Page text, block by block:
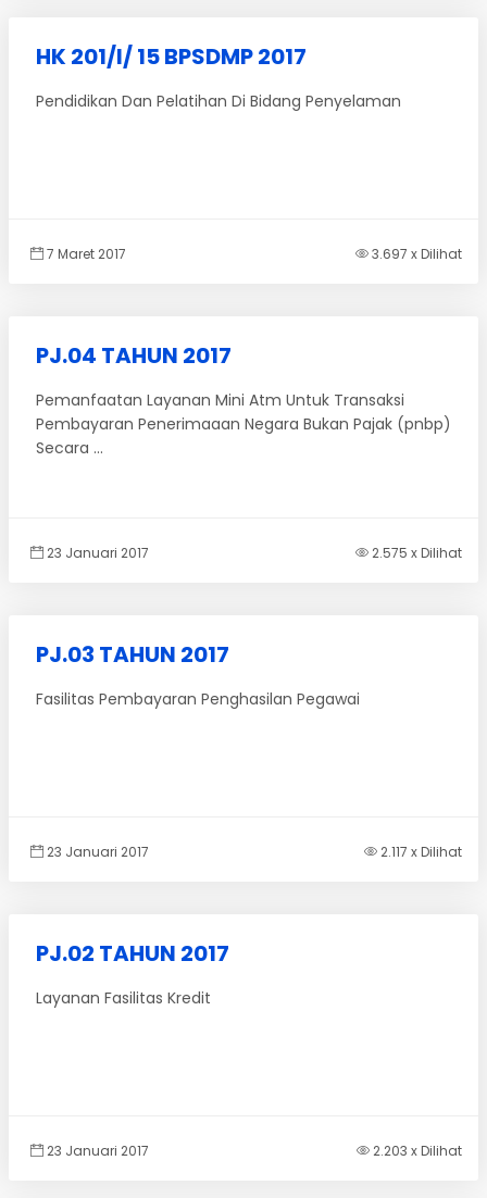
HK 201/I/ 15 BPSDMP 2017
Pendidikan Dan Pelatihan Di Bidang Penyelaman
7 Maret 2017 3.697 x Dilihat
PJ.04 TAHUN 2017
Pemanfaatan Layanan Mini Atm Untuk Transaksi
Pembayaran Penerimaaan Negara Bukan Pajak (pnbp)
Secara ...
23 Januari 2017 2.575 x Dilihat
PJ.03 TAHUN 2017
Fasilitas Pembayaran Penghasilan Pegawai
23 Januari 2017 2.117 x Dilihat
PJ.02 TAHUN 2017
Layanan Fasilitas Kredit
23 Januari 2017 2.203 x Dilihat